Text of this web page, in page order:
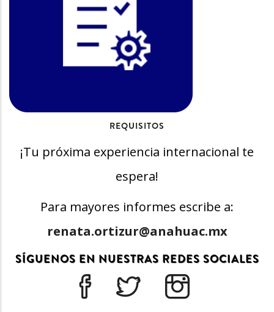
REQUISITOS
¡Tu próxima experiencia internacional te
espera!
Para mayores informes escribe a:
renata.ortizur@anahuac.mx
SÍGUENOS EN NUESTRAS REDES SOCIALES